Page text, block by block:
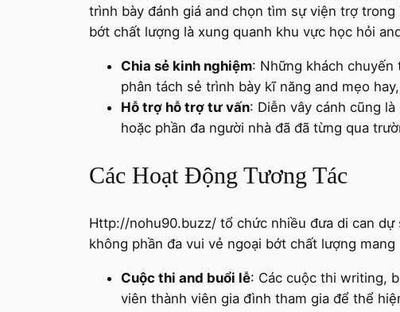
trình bày đánh giá and chọn tìm sự viện trợ
bớt chất lượng là xung quanh khu vực học hỏi
Chia sẻ kinh nghiệm: Những khách
phân tách sẻ trình bày kĩ năng and mẹo
Hỗ trợ hỗ trợ tư vấn: Diễn vây cánh cũng
hoặc phần đa người nhà đã đã từng qua
Các Hoạt Động Tương Tác
Http://nohu90.buzz/ tổ chức nhiều đưa di can
không phần đa vui vẻ ngoại bớt chất lượng
Cuộc thi and buổi lễ: Các cuộc thi writing,
viên thành viên gia đình tham gia để thể